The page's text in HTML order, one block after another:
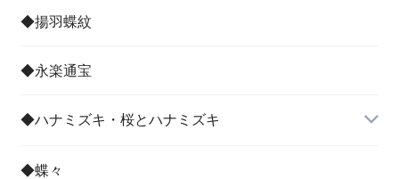
◆揚羽蝶紋
◆永楽通宝
◆ハナミズキ・桜とハナミズキ
◆蝶々